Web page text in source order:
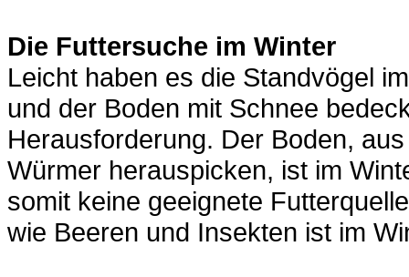
Die Futtersuche im Winter
Leicht haben es die Standvögel
und der Boden mit Schnee
Herausforderung. Der Boden,
Würmer herauspicken, ist im
somit keine geeignete
wie Beeren und Insekten ist im